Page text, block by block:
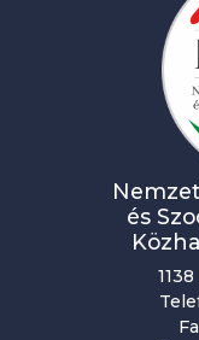
és